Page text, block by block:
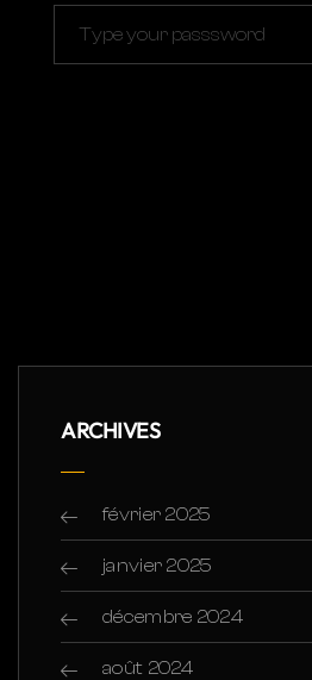
ARCHIVES
février 2025
janvier 2025
décembre 2024
août 2024